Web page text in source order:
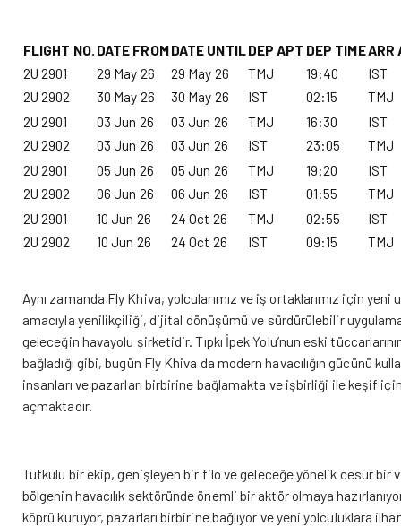
FLIGHT NO. DATE FROMDATE UNTILDEP APT DEP TIMEARR
2U 2901
29 May 26 29 May 26 TMJ 19:40
IST
2U 2902
30 May 26 30 May 26 IST 02:15
TMJ
2U 2901
03 Jun 26 03 Jun 26 TMJ 16:30
IST
2U 2902
03 Jun 26 03 Jun 26 IST 23:05
TMJ
2U 2901
05 Jun 26 05 Jun 26 TMJ 19:20
IST
2U 2902
06 Jun 26 06 Jun 26 IST 01:55
TMJ
2U 2901
10 Jun 26 24 Oct 26 TMJ 02:55
IST
2U 2902
10 Jun 26 24 Oct 26 IST 09:15 TMJ
Aynı zamanda Fly Khiva, yolcularımız ve iş ortaklarımız için yeni
amacıyla yenilikçiliği, dijital dönüşümü ve sürdürülebilir
geleceğin havayolu şirketidir. Tıpkı İpek Yolu’nun eski
bağladığı gibi, bugün Fly Khiva da modern havacılığın gücünü
insanları ve pazarları birbirine bağlamakta ve işbirliği ile keşif
açmaktadır.
Tutkulu bir ekip, genişleyen bir filo ve geleceğe yönelik cesur bir
bölgenin havacılık sektöründe önemli bir aktör olmaya
köprü kuruyor, pazarları birbirine bağlıyor ve yeni yolculuklara